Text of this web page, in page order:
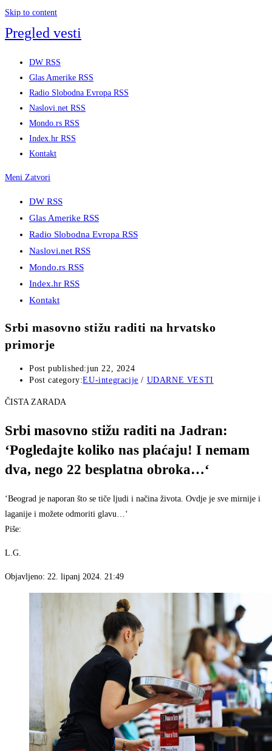
Skip to content
Pregled vesti
DW RSS
Glas Amerike RSS
Radio Slobodna Evropa RSS
Naslovi.net RSS
Mondo.rs RSS
Index.hr RSS
Kontakt
Meni Zatvori
DW RSS
Glas Amerike RSS
Radio Slobodna Evropa RSS
Naslovi.net RSS
Mondo.rs RSS
Index.hr RSS
Kontakt
Srbi masovno stižu raditi na hrvatsko
primorje
Post published:jun 22, 2024
Post category:EU-integracije / UDARNE VESTI
ČISTA ZARADA
Srbi masovno stižu raditi na Jadran:
‘Pogledajte koliko nas plaćaju! I nemam
dva, nego 22 besplatna obroka…‘
‘Beograd je naporan što se tiče ljudi i načina života. Ovdje je sve mirnije i
laganije i možete odmoriti glavu…‘
Piše:
L.G.
Objavljeno: 22. lipanj 2024. 21:49